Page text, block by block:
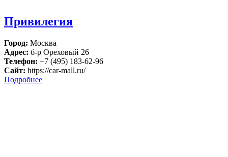
Привилегия
Город: Москва
Адрес: б-р Ореховый 26
Телефон: +7 (495) 183-62-96
Сайт: https://car-mall.ru/
Подробнее